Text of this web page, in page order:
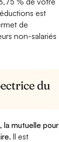
est
de
non-salariés
du
la mutuelle pour
Il est